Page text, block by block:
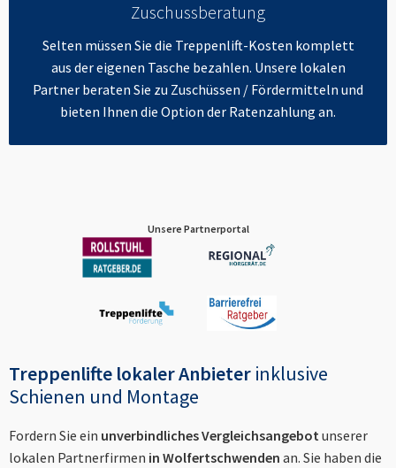
Zuschussberatung
Selten müssen Sie die Treppenlift-Kosten komplett
aus der eigenen Tasche bezahlen. Unsere lokalen
Partner beraten Sie zu Zuschüssen / Fördermitteln und
bieten Ihnen die Option der Ratenzahlung an.
Unsere Partnerportal
Treppenlifte lokaler Anbieter inklusive
Schienen und Montage
Fordern Sie ein unverbindliches Vergleichsangebotunserer
lokalen Partnerfirmen in Wolfertschwenden an. Sie haben die